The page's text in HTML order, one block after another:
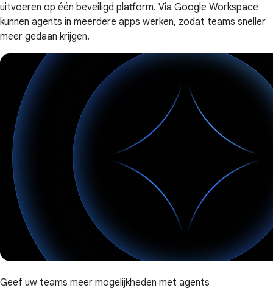
uitvoeren op één beveiligd platform. Via Google Workspace
kunnen agents in meerdere apps werken, zodat teams sneller
meer gedaan krijgen.
Geef uw teams meer mogelijkheden met agents